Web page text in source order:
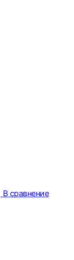
В сравнение